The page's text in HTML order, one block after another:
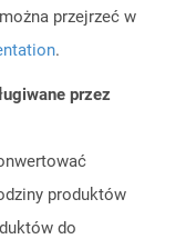
przejrzeć w
.
przez
produktów
do